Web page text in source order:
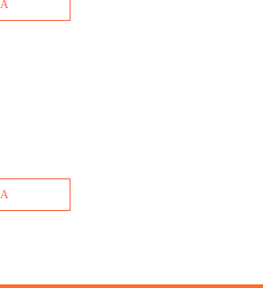
knihe
hodnotu
hlt vody,